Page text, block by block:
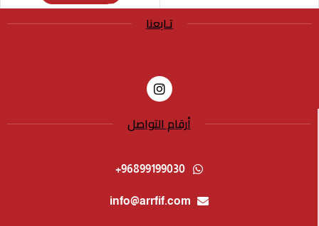
تـابعنا
أرقام التواصل
96899199030+
info@arrfif.com